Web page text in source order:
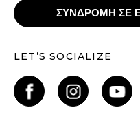
ΣΥΝΔΡΟΜΗ ΣΕ
LET’S SOCIALIZE